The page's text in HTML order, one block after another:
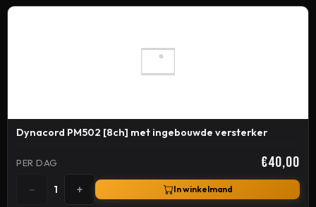
Dynacord PM502 [8ch] met ingebouwde versterker
PER DAG €40,00
− 1 + In winkelmand